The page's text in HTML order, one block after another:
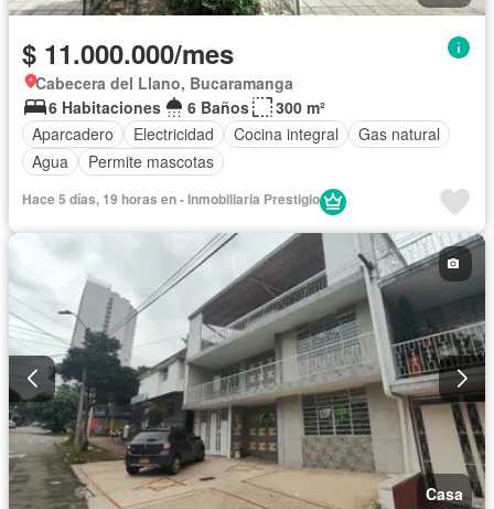
$ 11.000.000/mes
Cabecera del Llano, Bucaramanga
6 Habitaciones
6 Baños
300 m²
Aparcadero
Electricidad Cocina integral
Gas natural
Agua
Permite mascotas
Hace 5 días, 19 horas en - Inmobiliaria Prestigio
Casa